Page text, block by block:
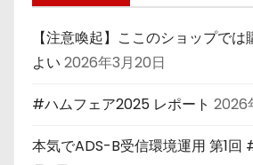
【注意喚起】ここのショップで
よい 2026年3月20日
#ハムフェア2025 レポート 2026
本気でADS-B受信環境運用 第1回